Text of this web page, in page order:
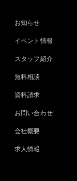
お知らせ
イベント情報
スタッフ紹介
無料相談
資料請求
お問い合わせ
会社概要
求人情報